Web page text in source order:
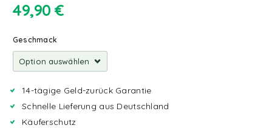
49,90 €
Geschmack
14-tägige Geld-zurück Garantie
Schnelle Lieferung aus Deutschland
Käuferschutz